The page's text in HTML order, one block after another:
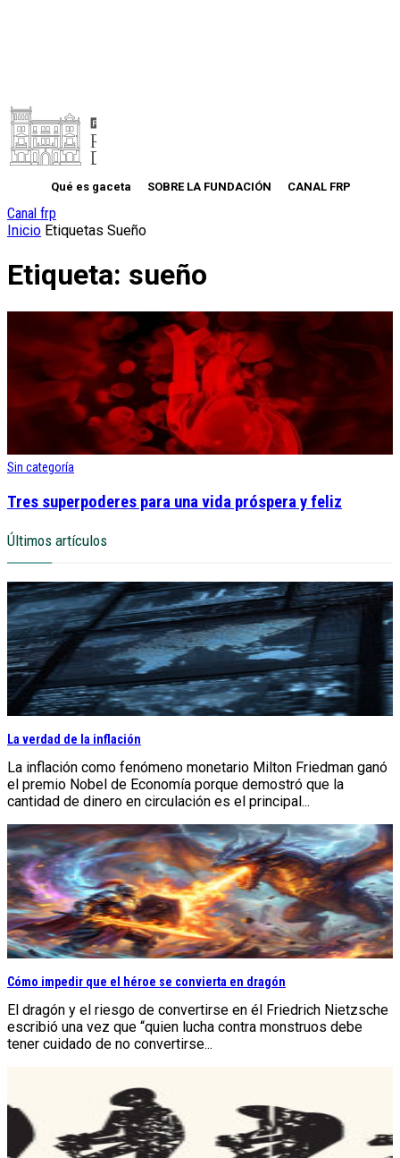
Qué es gaceta SOBRE LA FUNDACIÓN CANAL FRP
Canal frp
Inicio Etiquetas Sueño
Etiqueta: sueño
Sin categoría
Tres superpoderes para una vida próspera y feliz
Últimos artículos
La verdad de la inflación
La inflación como fenómeno monetario Milton Friedman ganó
el premio Nobel de Economía porque demostró que la
cantidad de dinero en circulación es el principal...
Cómo impedir que el héroe se convierta en dragón
El dragón y el riesgo de convertirse en él Friedrich Nietzsche
escribió una vez que “quien lucha contra monstruos debe
tener cuidado de no convertirse...